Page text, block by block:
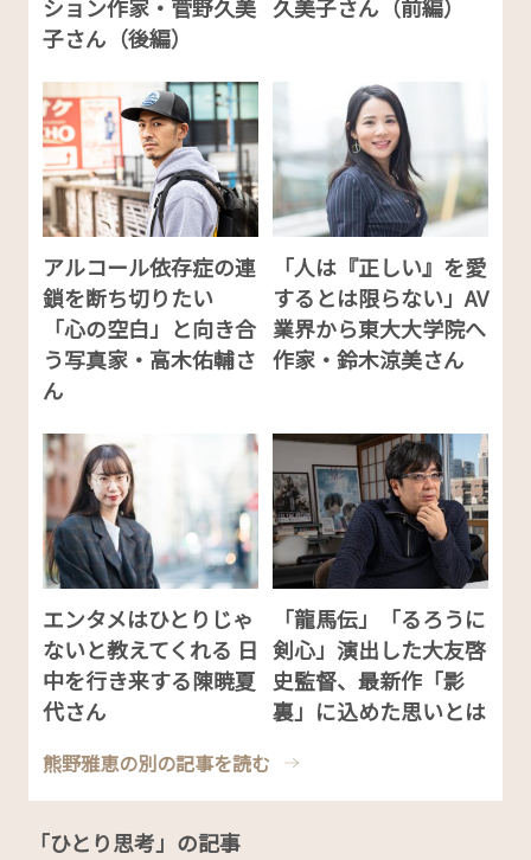
ション作家・菅野久美
子さん（後編）
久美子さん（前編）
アルコール依存症の連
鎖を断ち切りたい
「心の空白」と向き合
う写真家・高木佑輔さ
ん
「人は『正しい』を愛
するとは限らない」AV
業界から東大大学院へ
作家・鈴木涼美さん
エンタメはひとりじゃ
ないと教えてくれる 日
中を行き来する陳暁夏
代さん
「龍馬伝」「るろうに
剣心」演出した大友啓
史監督、最新作「影
裏」に込めた思いとは
熊野雅恵の別の記事を読む
「ひとり思考」の記事